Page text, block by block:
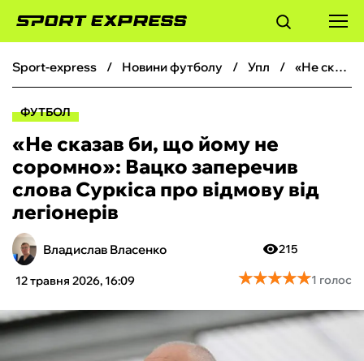
ФУТБОЛ
БОКС
ХОКЕЙ
ТЕНІС
КІБЕРСПОРТ
ЧС-2026
sport-express новини футболу упл «Не сказав би, що йому не соромно»: Вацко заперечив слова Суркіса про відмову від легіонерів
ФУТБОЛ
«Не сказав би, що йому не
соромно»: Вацко заперечив
слова Суркіса про відмову від
легіонерів
Владислав Власенко
12 травня 2026, 16:09
215
★★★★★
★★★★★1 голос